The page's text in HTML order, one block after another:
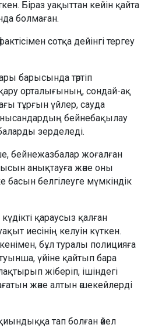
Біраз уақыттан кейін қайта
болмаған.
сотқа дейінгі тергеу
барысында тәртіп
орталығының, сондай-ақ
тұрғын үйлер, сауда
бейнебақылау
зерделеді.
бейнежазбалар жоғалған
анықтауға және оны
басын белгілеуге мүмкіндік
күдікті қараусыз қалған
иесінің келуін күткен.
бұл туралы полицияға
үйіне қайтып бара
жіберіп, ішіндегі
және алтын әшекейлерді
тап болған әйел